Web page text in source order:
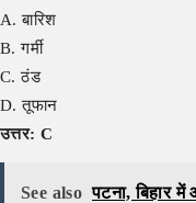
A. बारिश
B. गर्मी
C. ठंड
D. तूफान
उत्तर: C
See also पटना, बिहार